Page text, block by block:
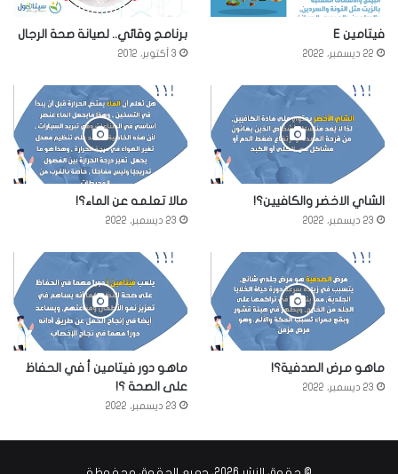
فيتامين E
22 ديسمبر، 2022
برنامج وقائي.. لصيانة صحة الرجال
3 أكتوبر، 2012
الشاي الاخضر والكافيين؟!
23 ديسمبر، 2022
مالا تعلمه عن الماء؟!
23 ديسمبر، 2022
ماهو مرض الصدفية؟!
23 ديسمبر، 2022
ماهو دور فيتامين أ في الحفاظ
على الصحة ؟!
23 ديسمبر، 2022